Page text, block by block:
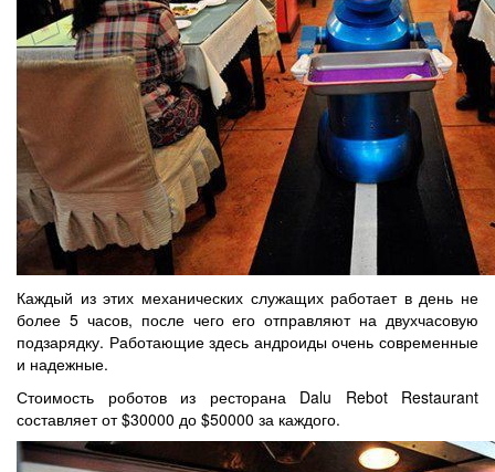
Каждый из этих механических служащих работает в день не
более 5 часов, после чего его отправляют на двухчасовую
подзарядку. Работающие здесь андроиды очень современные
и надежные.
Стоимость роботов из ресторана Dalu Rebot Restaurant
составляет от $30000 до $50000 за каждого.